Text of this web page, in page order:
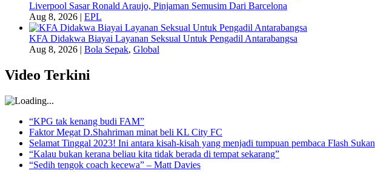
Liverpool Sasar Ronald Araujo, Pinjaman Semusim Dari Barcelona
Aug 8, 2026
EPL
KFA Didakwa Biayai Layanan Seksual Untuk Pengadil Antarabangsa
Aug 8, 2026
Bola Sepak, Global
Video Terkini
“KPG tak kenang budi FAM”
Faktor Megat D.Shahriman minat beli KL City FC
Selamat Tinggal 2023! Ini antara kisah-kisah yang menjadi tumpuan pembaca Flash Sukan
“Kalau bukan kerana beliau kita tidak berada di tempat sekarang”
“Sedih tengok coach kecewa” – Matt Davies